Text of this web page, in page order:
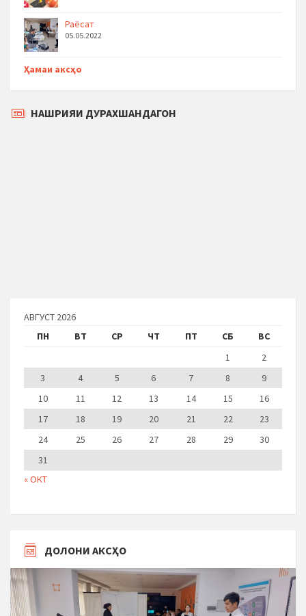
Раёсат
05.05.2022
Ҳамаи аксҳо
НАШРИЯИ ДУРАХШАНДАГОН
АВГУСТ 2026
ПН
ВТ СР ЧТ ПТ СБ ВС
« ОКТ
1
2
3
4 5 6 7 8
9
10
11 12 13 14 15
16
17
18 19 20 21 22
23
24
25 26 27 28 29
30
31
ДОЛОНИ АКСҲО